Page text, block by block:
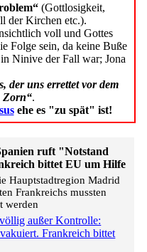
(Gottlosigkeit,
der Kirchen etc.).
voll und Gottes
Folge sein, da keine Buße
Ninive der Fall war; Jona
der uns errettet vor dem
Zorn“.
ehe es "zu spät" ist!
ruft "Notstand
bittet EU um Hilfe
Hauptstadtregion Madrid
Frankreichs mussten
werden
außer Kontrolle:
Frankreich bittet